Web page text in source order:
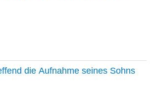
die Aufnahme seines Sohns